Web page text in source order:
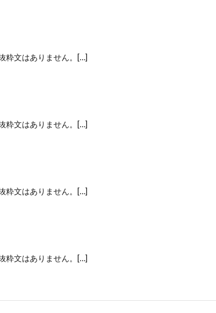
粋文はありません。[…]
粋文はありません。[…]
粋文はありません。[…]
粋文はありません。[…]